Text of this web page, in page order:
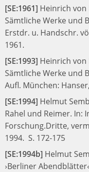
[SE:1961] Heinrich von
Sämtliche Werke und
Erstdr. u. Handschr.
1961.
[SE:1993] Heinrich von
Sämtliche Werke und
Aufl. München:
[SE:1994] Helmut
Rahel und Reimer. In:
Forschung.Dritte,
1994. S. 172-175
[SE:1994b] Helmut
›Berliner Abendblätter‹